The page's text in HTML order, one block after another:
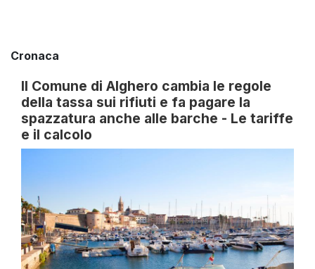
Cronaca
Il Comune di Alghero cambia le regole
della tassa sui rifiuti e fa pagare la
spazzatura anche alle barche - Le tariffe
e il calcolo